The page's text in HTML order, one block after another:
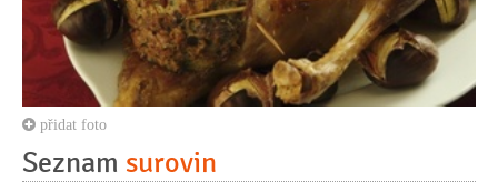
přidat foto
Seznam surovin